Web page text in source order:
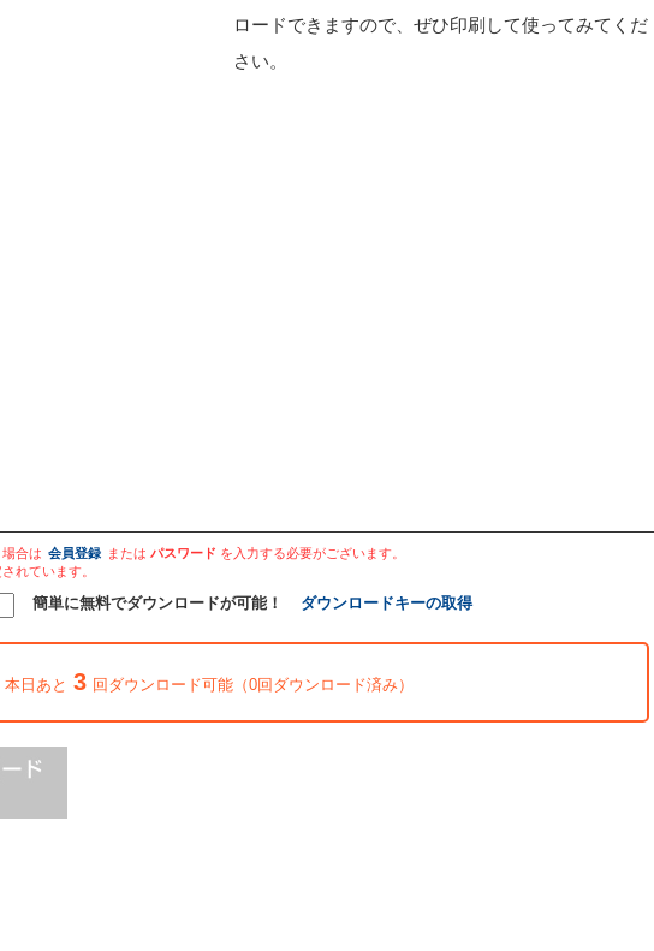
ロードできますので、ぜひ印刷して使ってみてくだ
さい。
合は 会員登録 または パスワード を入力する必要がございます。
れています。
簡単に無料でダウンロードが可能！ ダウンロードキーの取得
本日あと 3 回ダウンロード可能（0回ダウンロード済み）